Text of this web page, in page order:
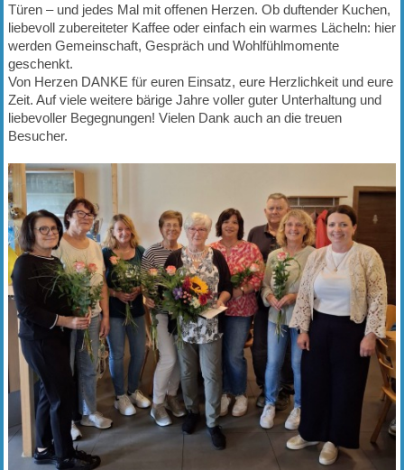
Türen – und jedes Mal mit offenen Herzen. Ob duftender Kuchen,
liebevoll zubereiteter Kaffee oder einfach ein warmes Lächeln: hier
werden Gemeinschaft, Gespräch und Wohlfühlmomente
geschenkt.
Von Herzen DANKE für euren Einsatz, eure Herzlichkeit und eure
Zeit. Auf viele weitere bärige Jahre voller guter Unterhaltung und
liebevoller Begegnungen! Vielen Dank auch an die treuen
Besucher.